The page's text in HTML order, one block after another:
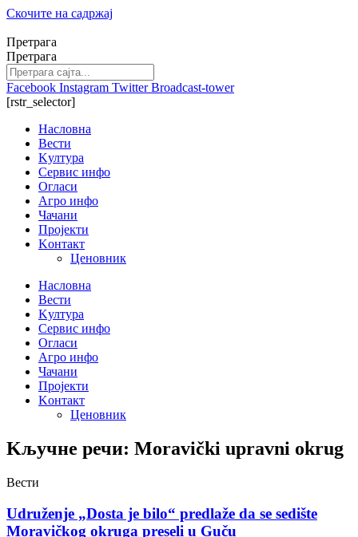
Скочите на садржај
Претрага
Претрага
Facebook Instagram Twitter Broadcast-tower
[rstr_selector]
Насловна
Вести
Kултура
Сервис инфо
Огласи
Агро инфо
Чачани
Пројекти
Kонтакт
Ценовник
Насловна
Вести
Kултура
Сервис инфо
Огласи
Агро инфо
Чачани
Пројекти
Kонтакт
Ценовник
Kључне речи: Moravički upravni okrug
Вести
Udruženje „Dosta je bilo“ predlaže da se sedište
Moravičkog okruga preseli u Guču